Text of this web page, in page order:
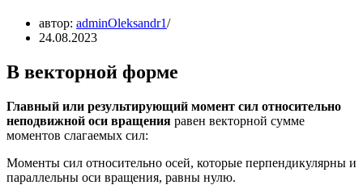
автор: adminOleksandr1
24.08.2023
В векторной форме
Главный или результирующий момент сил относительно
неподвижной оси вращения равен векторной сумме
моментов слагаемых сил:
Моменты сил относительно осей, которые перпендикулярны и
параллельны оси вращения, равны нулю.